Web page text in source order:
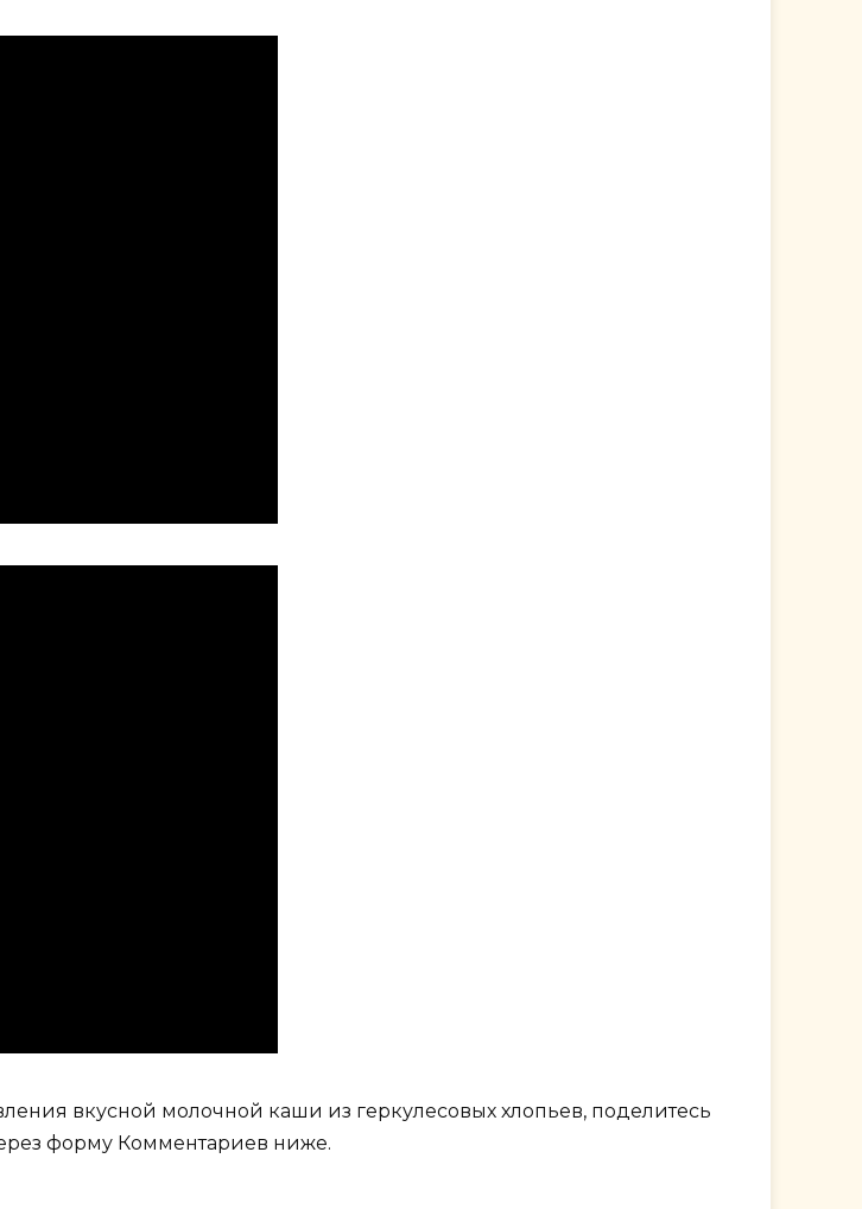
вкусной молочной каши из геркулесовых хлопьев, поделитесь
форму Комментариев ниже.